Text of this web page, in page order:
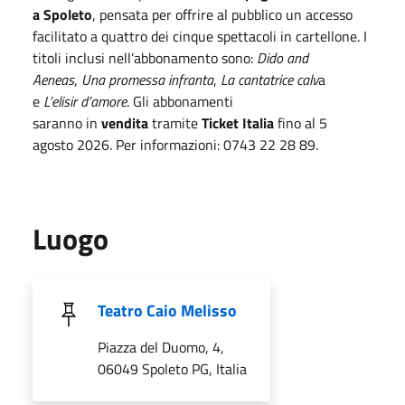
a Spoleto, pensata per offrire al pubblico un accesso
facilitato a quattro dei cinque spettacoli in cartellone. I
titoli inclusi nell’abbonamento sono: Dido and
Aeneas, Una promessa infranta, La cantatrice calva
e L’elisir d’amore. Gli abbonamenti
saranno in venditatramiteTicket Italiafino al 5
agosto 2026. Per informazioni: 0743 22 28 89.
Luogo
Teatro Caio Melisso
Piazza del Duomo, 4,
06049 Spoleto PG, Italia